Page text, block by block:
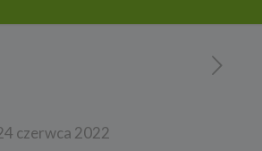
czerwca 2022